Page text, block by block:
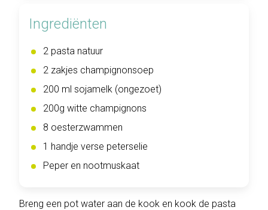
Breng een pot water aan de kook en kook de pasta
Ingrediënten
2 pasta natuur
2 zakjes champignonsoep
200 ml sojamelk (ongezoet)
200g witte champignons
8 oesterzwammen
1 handje verse peterselie
Peper en nootmuskaat